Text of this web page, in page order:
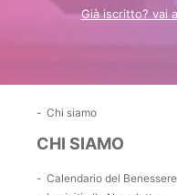
Già iscritto? vai
Chi siamo
CHI SIAMO
Calendario del Benessere